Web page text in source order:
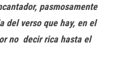
pasmosamente
del verso que hay, en el
no decir rica hasta el